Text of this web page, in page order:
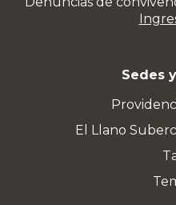
Sedes
El Llano